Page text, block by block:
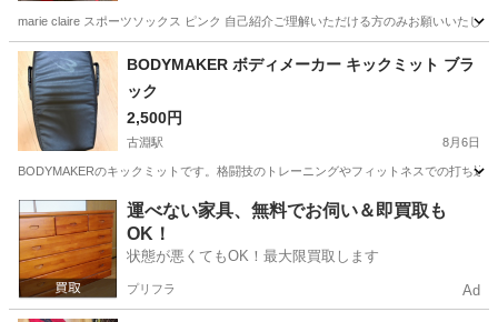
marie claire スポーツソックス ピンク 自己紹介ご理解いただける方のみお願いいたし
神奈川 横浜市 ゴルフ ソックス
BODYMAKER ボディメーカー キックミット ブラ
ック
2,500円
古淵駅 8月6日
BODYMAKERのキックミットです。格闘技のトレーニングやフィットネスでの打ち
神奈川 相模原市 古淵駅 武道、格闘技
運べない家具、無料でお伺い＆即買取も
OK！
状態が悪くてもOK！最大限買取します
プリフラ Ad